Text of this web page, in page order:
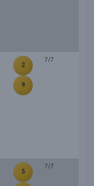
2
9
7/7
5
7/7